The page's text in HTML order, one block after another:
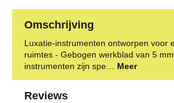
Omschrijving
Luxatie-instrumenten ontworpen voor
ruimtes - Gebogen werkblad van 5
instrumenten zijn spe… Meer
Reviews